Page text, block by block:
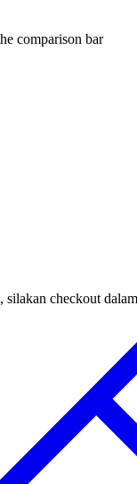
comparison bar
silakan checkout